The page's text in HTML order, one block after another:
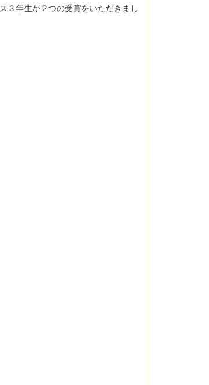
３年生が２つの受賞をいただきまし